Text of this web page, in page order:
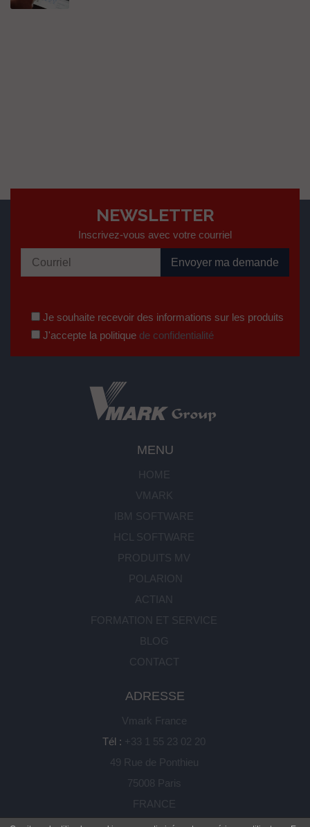
NEWSLETTER
Inscrivez-vous avec votre courriel
Je souhaite recevoir des informations sur les produits
J'accepte la politique de confidentialité
MENU
HOME
VMARK
IBM SOFTWARE
HCL SOFTWARE
PRODUITS MV
POLARION
ACTIAN
FORMATION ET SERVICE
BLOG
CONTACT
ADRESSE
Vmark France
Tél : +33 1 55 23 02 20
49 Rue de Ponthieu
75008 Paris
FRANCE